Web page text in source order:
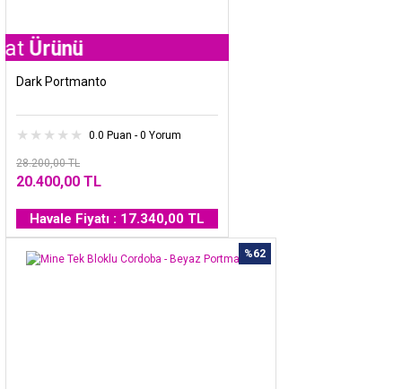
Dark Portmanto
0.0 Puan - 0 Yorum
28.200,00 TL
20.400,00 TL
Havale Fiyatı : 17.340,00 TL
%62